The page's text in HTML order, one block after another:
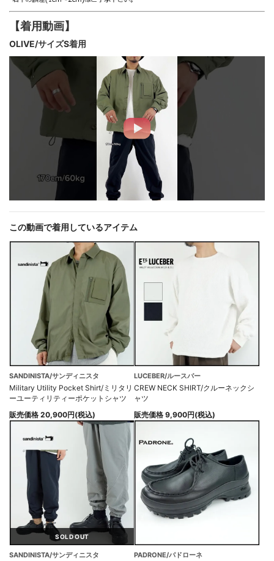
【着用動画】
OLIVE/サイズS着用
この動画で着用しているアイテム
SANDINISTA/サンディニスタ
Military Utility Pocket Shirt/ミリタリ
ーユーティリティーポケットシャツ
販売価格 20,900円(税込)
LUCEBER/ルースバー
CREW NECK SHIRT/クルーネックシ
ャツ
販売価格 9,900円(税込)
SOLD OUT
SANDINISTA/サンディニスタ PADRONE/パドローネ